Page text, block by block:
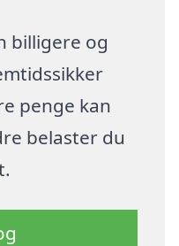
billigere og
penge kan
belaster du